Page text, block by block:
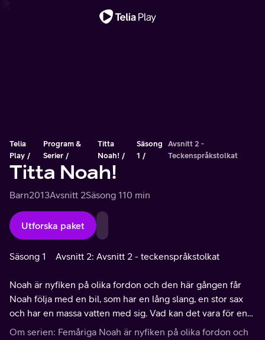
Telia
Play
Program &
Serier
Titta
Noah!
Säsong
1
Avsnitt 2 -
Teckenspråkstolkat
Titta Noah!
Barn2013Avsnitt 2Säsong 110 min
Utforska paket
Säsong 1 Avsnitt 2: Avsnitt 2 - teckenspråkstolkat
Noah är nyfiken på olika fordon och den här gången får
Noah följa med en bil, som har en lång slang, en stor sax
och har en massa vatten med sig. Vad kan det vara för en
slags bil?
Om serien: Femåriga Noah är nyfiken på olika fordon och